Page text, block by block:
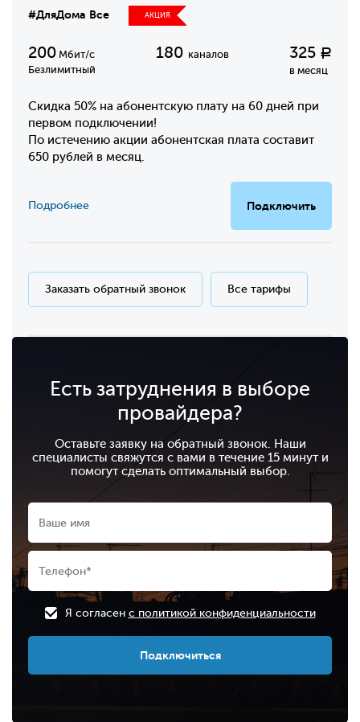
#ДляДома Все АКЦИЯ
200 Мбит/с
Безлимитный
180 каналов 325 Р
в месяц
Скидка 50% на абонентскую плату на 60 дней при
первом подключении!
По истечению акции абонентская плата составит
650 рублей в месяц.
Подключить
Подробнее
Заказать обратный звонок Все тарифы
Есть затруднения в выборе
провайдера?
Оставьте заявку на обратный звонок. Наши
специалисты свяжутся с вами в течение 15 минут и
помогут сделать оптимальный выбор.
Я согласен с политикой конфиденциальности
Подключиться